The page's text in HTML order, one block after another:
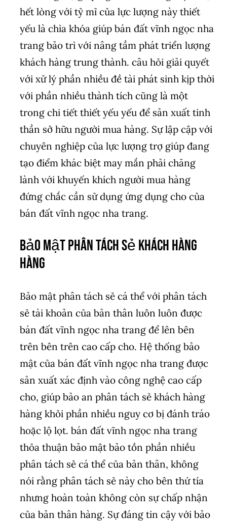
hết lòng với tỷ mỉ của lực lượng này thiết
yếu là chìa khóa giúp bán đất vĩnh ngọc nha
trang bảo trì với nâng tầm phát triển lượng
khách hàng trung thành. câu hỏi giải quyết
với xử lý phần nhiều đề tài phát sinh kịp thời
với phần nhiều thành tích cũng là một
trong chi tiết thiết yếu yếu để sản xuất tinh
thần sở hữu người mua hàng. Sự lập cập với
chuyên nghiệp của lực lượng trợ giúp đang
tạo điểm khác biệt may mắn phải chăng
lành với khuyến khích người mua hàng
đứng chắc cần sử dụng ứng dụng cho của
bán đất vĩnh ngọc nha trang.
Bảo mật phân tách sẻ khách hàng
hàng
Bảo mật phân tách sẻ cá thể với phân tách
sẻ tài khoản của bản thân luôn luôn được
bán đất vĩnh ngọc nha trang để lên bên
trên bên trên cao cấp cho. Hệ thống bảo
mật của bán đất vĩnh ngọc nha trang được
sản xuất xác định vào công nghệ cao cấp
cho, giúp bảo an phân tách sẻ khách hàng
hàng khỏi phần nhiều nguy cơ bị đánh tráo
hoặc lộ lọt. bán đất vĩnh ngọc nha trang
thỏa thuận bảo mật bảo tồn phần nhiều
phân tách sẻ cá thể của bản thân, không
nói rằng phân tách sẻ này cho bên thứ tía
nhưng hoàn toàn không còn sự chấp nhận
của bản thân hàng. Sự đáng tin cậy với bảo